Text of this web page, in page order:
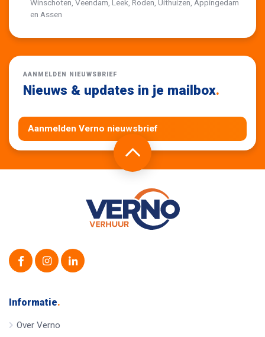
Winschoten, Veendam, Leek, Roden, Uithuizen, Appingedam
en Assen
AANMELDEN NIEUWSBRIEF
Nieuws & updates in je mailbox.
Aanmelden Verno nieuwsbrief
Informatie.
Over Verno